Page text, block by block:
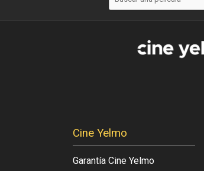
Cine Yelmo
Garantía Cine Yelmo